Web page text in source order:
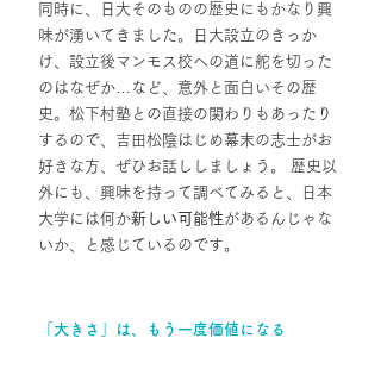
同時に、日大そのものの歴史にもかなり興
味が湧いてきました。日大設立のきっか
け、設立後マンモス校への道に舵を切った
のはなぜか…など、意外と面白いその歴
史。松下村塾との直接の関わりもあったり
するので、吉田松陰はじめ幕末の志士がお
好きな方、ぜひお話ししましょう。 歴史以
外にも、興味を持って調べてみると、日本
大学には何か新しい可能性があるんじゃな
いか、と感じているのです。
「大きさ」は、もう一度価値になる